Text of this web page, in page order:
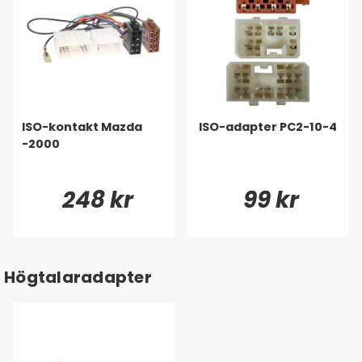
ISO-kontakt Mazda
-2000
248 kr
ISO-adapter PC2-10-4
99 kr
Högtalaradapter